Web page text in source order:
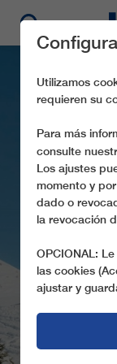
Utilizamos
requieren su
Para más
consulte
Los ajustes
momento y
dado o
la revocación
OPCIONAL:
las cookies
ajustar y